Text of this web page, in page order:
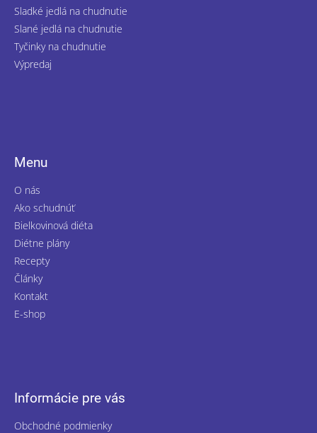
Sladké jedlá na chudnutie
Slané jedlá na chudnutie
Tyčinky na chudnutie
Výpredaj
Menu
O nás
Ako schudnúť
Bielkovinová diéta
Diétne plány
Recepty
Články
Kontakt
E-shop
Informácie pre vás
Obchodné podmienky